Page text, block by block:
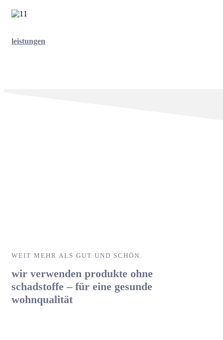
leistungen
WEIT MEHR ALS GUT UND SCHÖN.
wir verwenden produkte ohne
schadstoffe – für eine gesunde
wohnqualität